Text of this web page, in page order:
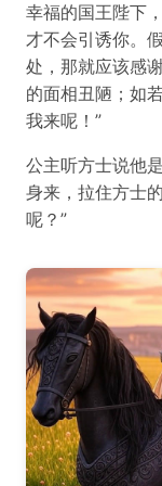
幸福的国王陛下
才不会引诱你。
处，那就应该感
的面相丑陋；如
我来呢！”
公主听方士说他
身来，拉住方士
呢？”